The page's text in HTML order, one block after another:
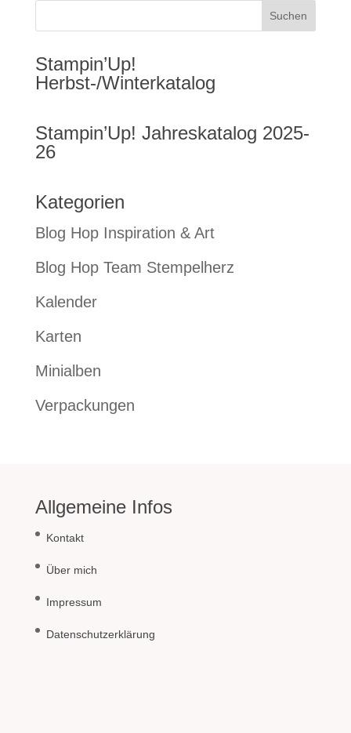
Stampin’Up!
Herbst-/Winterkatalog
Stampin’Up! Jahreskatalog 2025-
26
Kategorien
Blog Hop Inspiration & Art
Blog Hop Team Stempelherz
Kalender
Karten
Minialben
Verpackungen
Allgemeine Infos
Kontakt
Über mich
Impressum
Datenschutzerklärung